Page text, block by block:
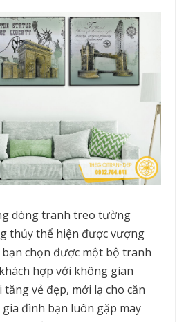
dòng tranh treo tường
thủy thể hiện được vượng
bạn chọn được một bộ tranh
hợp với không gian
vẻ đẹp, mới lạ cho căn
đình bạn luôn gặp may